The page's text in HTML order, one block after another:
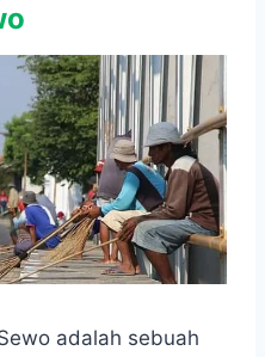
adalah sebuah